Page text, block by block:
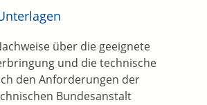
über die geeignete
und die technische
den Anforderungen der
Bundesanstalt